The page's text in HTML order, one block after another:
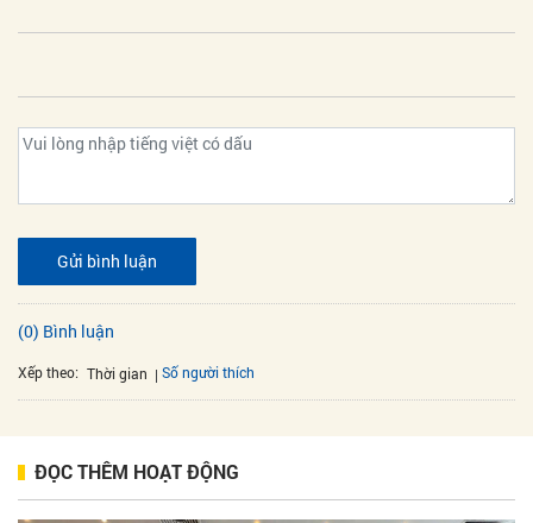
Gửi bình luận
(0) Bình luận
Xếp theo: Thời gian Số người thích
ĐỌC THÊM HOẠT ĐỘNG